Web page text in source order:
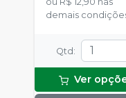
demais
Qtd :
Ver